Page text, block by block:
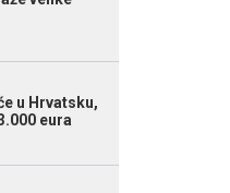
u Hrvatsku,
eura